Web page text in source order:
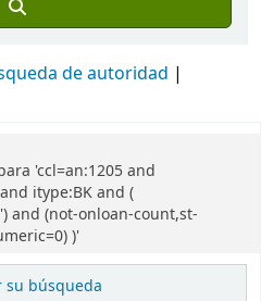
de autoridad
'ccl=an:1205 and
itype:BK and (
and (not-onloan-count,st-
)'
su búsqueda